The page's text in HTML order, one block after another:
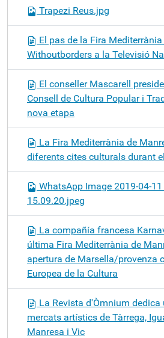
Trapezi Reus.jpg
El pas de la Fira
Withoutborders a la Televisió
El conseller Mascarell
Consell de Cultura Popular i
nova etapa
La Fira Mediterrània de
diferents cites culturals durant
WhatsApp Image 2019-04-
15.09.20.jpeg
La compañía francesa
última Fira Mediterrània de
apertura de Marsella/provenza
Europea de la Cultura
La Revista d'Òmnium
mercats artístics de Tàrrega,
Manresa i Vic